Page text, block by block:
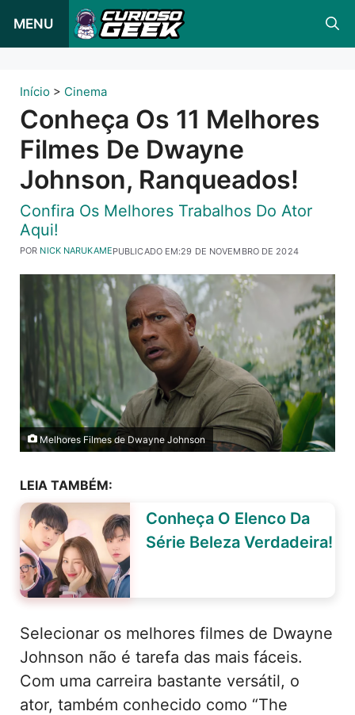
para
conteúdo
MENU
Início > Cinema
Conheça Os 11 Melhores
Filmes De Dwayne
Johnson, Ranqueados!
Confira Os Melhores Trabalhos Do Ator
Aqui!
PUBLICADO EM:29 DE NOVEMBRO DE 2024
POR NICK NARUKAME
Melhores Filmes de Dwayne Johnson
LEIA TAMBÉM:
Conheça O Elenco Da
Série Beleza Verdadeira!
Selecionar os melhores filmes de Dwayne
Johnson não é tarefa das mais fáceis.
Com uma carreira bastante versátil, o
ator, também conhecido como “The